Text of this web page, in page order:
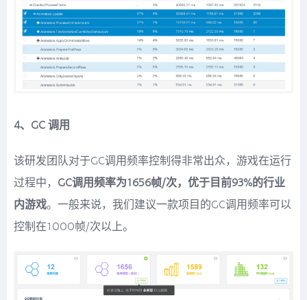
4、GC 调用
该研发团队对于GC调用频率控制得非常出众，游戏在运行
过程中， GC调用频率为1656帧/次，优于目前93%的行业
内游戏。一般来说，我们建议一款项目的GC调用频率可以
控制在1000帧/次以上。